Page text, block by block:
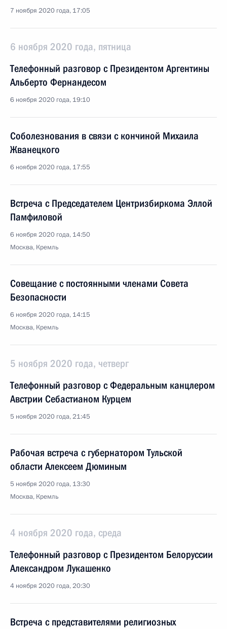
7 ноября 2020 года, 17:05
6 ноября 2020 года, пятница
Телефонный разговор с Президентом Аргентины
Альберто Фернандесом
6 ноября 2020 года, 19:10
Соболезнования в связи с кончиной Михаила
Жванецкого
6 ноября 2020 года, 17:55
Встреча с Председателем Центризбиркома Эллой
Памфиловой
6 ноября 2020 года, 14:50
Москва, Кремль
Совещание с постоянными членами Совета
Безопасности
6 ноября 2020 года, 14:15
Москва, Кремль
5 ноября 2020 года, четверг
Телефонный разговор с Федеральным канцлером
Австрии Себастианом Курцем
5 ноября 2020 года, 21:45
Рабочая встреча с губернатором Тульской
области Алексеем Дюминым
5 ноября 2020 года, 13:30
Москва, Кремль
4 ноября 2020 года, среда
Телефонный разговор с Президентом Белоруссии
Александром Лукашенко
4 ноября 2020 года, 20:30
Встреча с представителями религиозных